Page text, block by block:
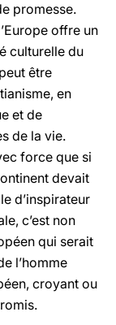
promesse.
offre un
culturelle du
être
en
et de
de la vie.
force que si
devait
d’inspirateur
c’est non
qui serait
l’homme
croyant ou